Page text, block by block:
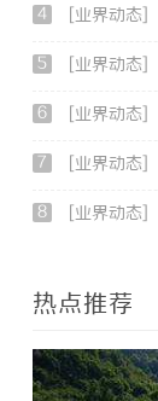
4 [业界动态]
5 [业界动态]
6 [业界动态]
7 [业界动态]
8 [业界动态]
热点推荐